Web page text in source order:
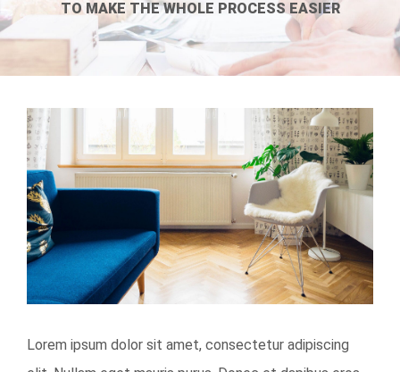
CONTACTE
TO MAKE THE WHOLE PROCESS EASIER
View
Larger
Image
Lorem ipsum dolor sit amet, consectetur adipiscing